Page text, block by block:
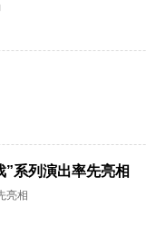
”系列演出率先亮相
亮相